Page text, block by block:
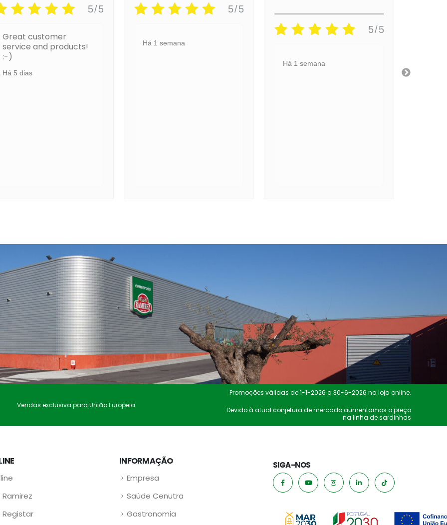
5/5
Great customer
service and products!
:-)
Há 5 dias
5/5
Há 1 semana
5/5
Há 1 semana
Vendas exclusiva para União Europeia
Promoções válidas de 1-1-2026 a 30-6-2026 na loja online.
Devido à atual conjetura de mercado aumentamos o preço
na linha de sardinhas
Registar
INFORMAÇÃO
Empresa
Saúde Cenutra
Gastronomia
SIGA-NOS